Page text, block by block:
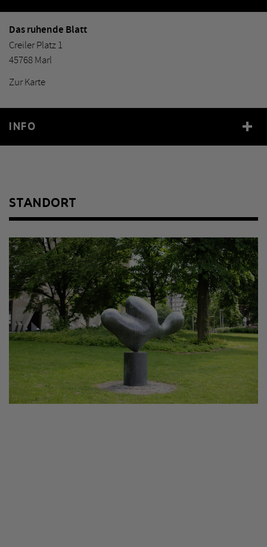
Das ruhende Blatt
Creiler Platz 1
45768 Marl
Zur Karte
INFO
STANDORT